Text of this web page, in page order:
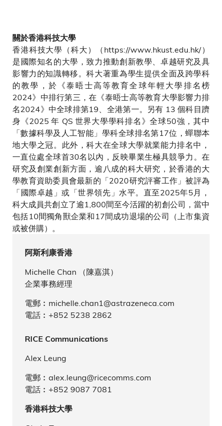
關於香港科技大學
香港科技大學（科大）（https://www.hkust.edu.hk/）
是國際知名的大學，致力推動創新教學、卓越研究及具
影響力的知識轉移。科大著重為學生提供全面及跨學科
的教學，於《泰晤士高等教育全球年輕大學排名榜
2024》中排行第三，在《泰晤士高等教育大學影響力排
名2024》中全球排第19、全港第一。另有 13 個科目躋
身《2025 年 QS 世界大學學科排名》全球50強，其中
「數據科學及人工智能」學科全球排名第17位，蟬聯本
地大學之冠。此外，科大在全球大學就業能力排名中，
一直位處全球首30名以內，反映畢業生極具競爭力。在
研究及創業創新方面，逾八成的科大研究，於香港的大
學教育資助委員會最新的「2020研究評審工作」被評為
「國際卓越」或「世界領先」水平。直至2025年5月，
科大成員共創立了逾1,800間至今活躍的初創公司，當中
包括10間獨角獸企業和17間成功退場的公司（上市集資
或被併購）。
阿斯利康香港
Michelle Chan （陳嘉淇）
企業事務經理
電郵︰michelle.chan1@astrazeneca.com
電話︰+852 5238 2862
RICE Communications
Alex Leung
電郵︰alex.leung@ricecomms.com
電話︰+852 9087 7081
香港科技大學